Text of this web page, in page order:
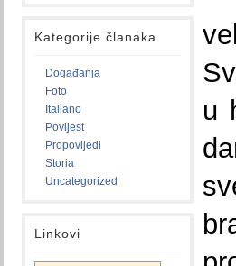
Kategorije članaka
Događanja
Foto
Italiano
Povijest
Propovijedi
Storia
Uncategorized
Linkovi
u